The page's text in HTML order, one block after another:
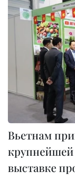
Вьетнам
выставке